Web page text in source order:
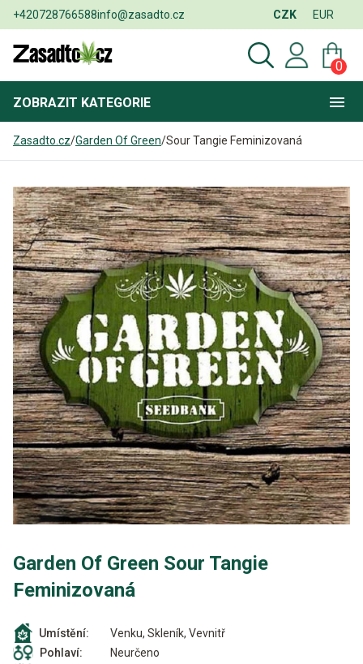
+420728766588info@zasadto.cz CZK EUR
0
ZOBRAZIT KATEGORIE
Zasadto.cz/Garden Of Green/Sour Tangie Feminizovaná
Garden Of Green Sour Tangie
Feminizovaná
Umístění:
Venku, Skleník, Vevnitř
Pohlaví:
Neurčeno